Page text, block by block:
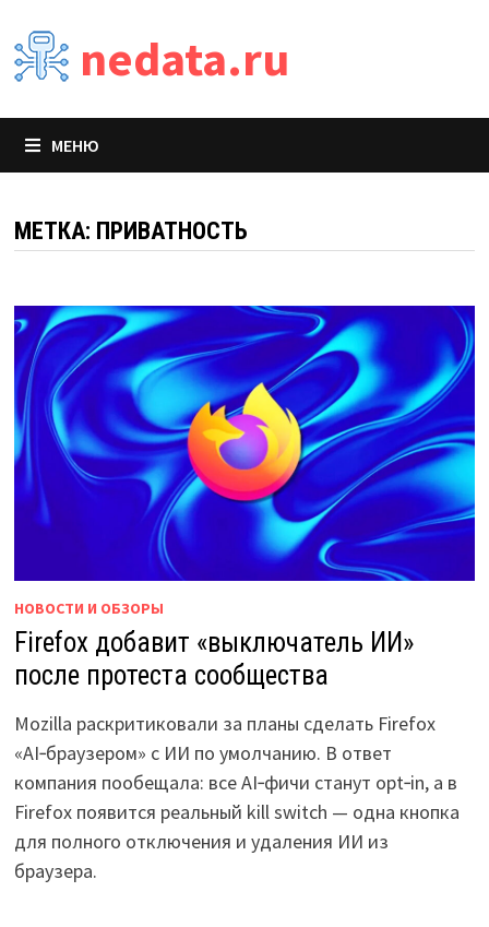
содержимомуnedata.ru
МЕНЮ
МЕТКА: ПРИВАТНОСТЬ
НОВОСТИ И ОБЗОРЫ
Firefox добавит «выключатель ИИ»
после протеста сообщества
Mozilla раскритиковали за планы сделать Firefox
«AI‑браузером» с ИИ по умолчанию. В ответ
компания пообещала: все AI‑фичи станут opt‑in, а в
Firefox появится реальный kill switch — одна кнопка
для полного отключения и удаления ИИ из
браузера.